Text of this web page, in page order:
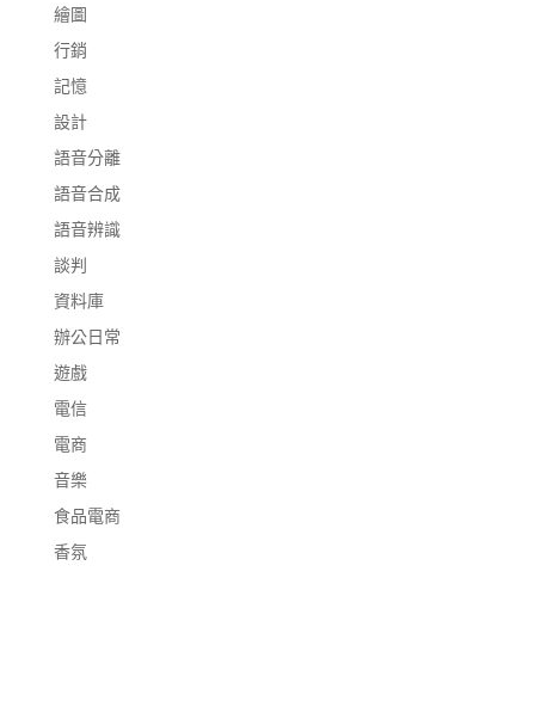
繪圖
行銷
記憶
設計
語音分離
語音合成
語音辨識
談判
資料庫
辦公日常
遊戲
電信
電商
音樂
食品電商
香氛